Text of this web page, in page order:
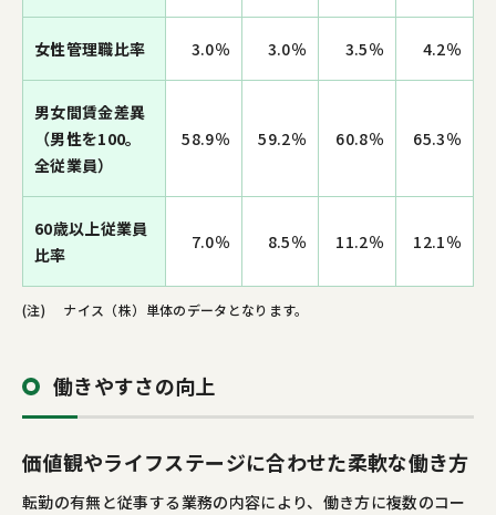
女性管理職比率 3.0％ 3.0％ 3.5％ 4.2％
男女間賃金差異
（男性を100。
全従業員）
58.9％ 59.2％ 60.8％ 65.3％
60歳以上従業員
比率
7.0％ 8.5％ 11.2％ 12.1％
(注) ナイス（株）単体のデータとなります。
働きやすさの向上
価値観やライフステージに合わせた柔軟な働き方
転勤の有無と従事する業務の内容により、働き方に複数のコー